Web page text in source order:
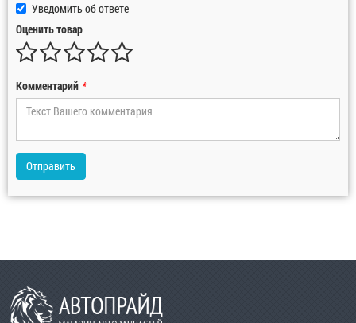
Уведомить об ответе
Оценить товар
Комментарий *
Отправить